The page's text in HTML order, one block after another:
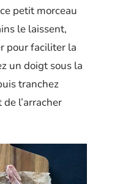
petit morceau
le laissent,
pour faciliter la
un doigt sous la
tranchez
l’arracher